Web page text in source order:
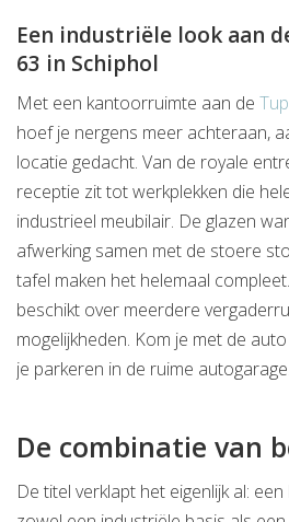
Een industriële look aan
63 in Schiphol
Met een kantoorruimte aan de
hoef je nergens meer achteraan,
locatie gedacht. Van de royale
receptie zit tot werkplekken die
industrieel meubilair. De glazen
afwerking samen met de stoere
tafel maken het helemaal
beschikt over meerdere
mogelijkheden. Kom je met de
je parkeren in de ruime autogarage.
De combinatie van
De titel verklapt het eigenlijk al: